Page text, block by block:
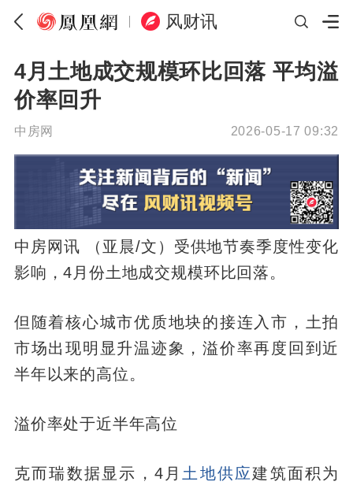
风财讯
4月土地成交规模环比回落 平均溢
价率回升
中房网 2026-05-17 09:32
中房网讯 （亚晨/文）受供地节奏季度性变化
影响，4月份土地成交规模环比回落。
但随着核心城市优质地块的接连入市，土拍
市场出现明显升温迹象，溢价率再度回到近
半年以来的高位。
溢价率处于近半年高位
克而瑞数据显示，4月 土地供应建筑面积为